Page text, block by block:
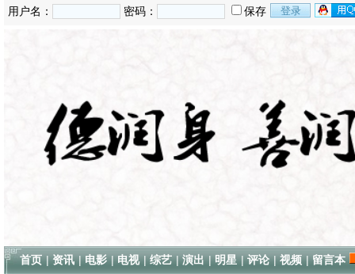
用户名： 密码： 保存
首页 |资讯 |电影 |电视 |综艺 |演出 |明星 |评论 |视频 |留言本